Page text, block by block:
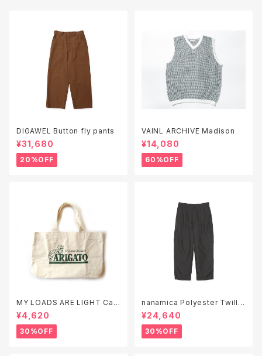
DIGAWEL Button fly pants
¥31,680
20%OFF
VAINL ARCHIVE Madison
¥14,080
60%OFF
MY LOADS ARE LIGHT Can
vas Tote Bag "ARIGATO"
¥4,620
30%OFF
nanamica Polyester Twill
Club Pants ( S26SC051 )
¥24,640
30%OFF